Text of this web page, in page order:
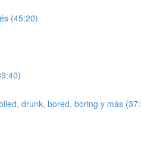
(45:20)
drunk, bored, boring y más